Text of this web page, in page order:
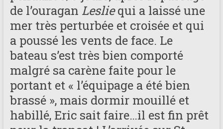
de l’ouragan Lesliequi a laissé une
mer très perturbée et croisée et qui
a poussé les vents de face. Le
bateau s’est très bien comporté
malgré sa carène faite pour le
portant et « l’équipage a été bien
brassé », mais dormir mouillé et
habillé, Eric sait faire…il est fin prêt